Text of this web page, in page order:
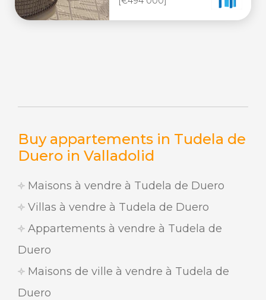
Buy appartements in Tudela de
Duero in Valladolid
Maisons à vendre à Tudela de Duero
Villas à vendre à Tudela de Duero
Appartements à vendre à Tudela de
Duero
Maisons de ville à vendre à Tudela de
Duero